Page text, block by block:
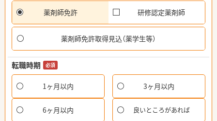
薬剤師免許 研修認定薬剤師
薬剤師免許取得見込（薬学生等）
転職時期 必須
1ヶ月以内 3ヶ月以内
6ヶ月以内 良いところがあれば